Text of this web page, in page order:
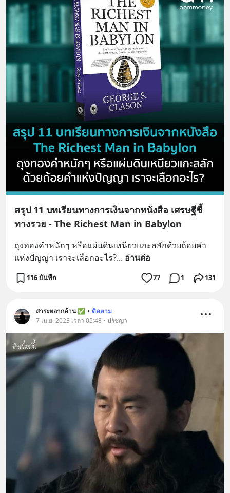
สรุป 11 บทเรียนทางการเงินจากหนังสือ เศรษฐีชี้
ทางรวย - The Richest Man in Babylon
ถุงทองคำหนักๆ หรือแผ่นดินเหนียวแกะสลักด้วยถ้อยคำ
แห่งปัญญา เราจะเลือกอะไร?... อ่านต่อ
116 บันทึก 77 1 131
สาระหลากด้าน ✅ • ติดตาม
7 เม.ย. 2023 เวลา 05:48 • ปรัชญา